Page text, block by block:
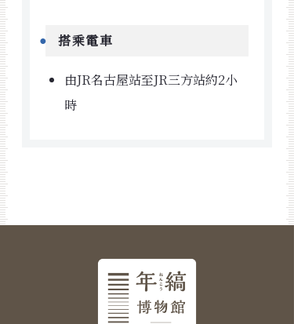
搭乘電車
由JR名古屋站至JR三方站約2小
時